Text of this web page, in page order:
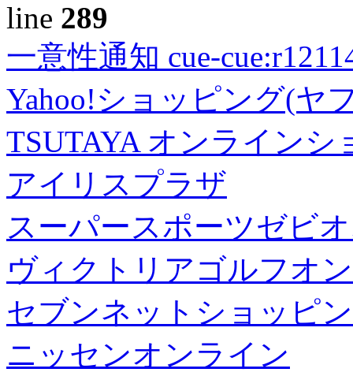
line 289
一意性通知 cue-
Yahoo!ショッピング(ヤ
TSUTAYA オンラインシ
アイリスプラザ
スーパースポーツゼビ
ヴィクトリアゴルフオ
セブンネットショッピ
ニッセンオンライン